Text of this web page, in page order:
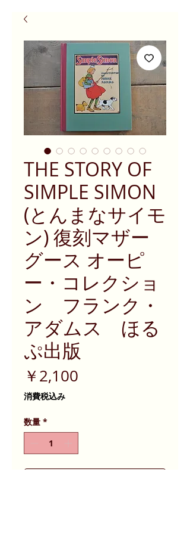
THE STORY OF
SIMPLE SIMON
(とんまなサイモ
ン) 復刻マザー
グース オーピ
ー・コレクショ
ン フランク・
アダムス ほる
ぷ出版
￥2,100
消費税込み
数量 *